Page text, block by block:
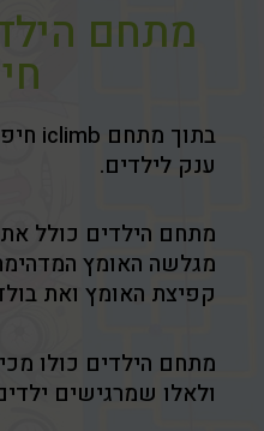
בתוך מתחם iclimb
ענק לילדים.
מתחם הילדים כולל
מגלשה האומץ
קפיצת האומץ ואת
מתחם הילדים כולו
ולאלו שמרגישים